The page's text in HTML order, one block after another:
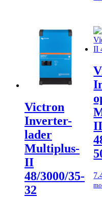
Victron
Inverter-
lader
Multiplus-
II
48/3000/35-
32
II